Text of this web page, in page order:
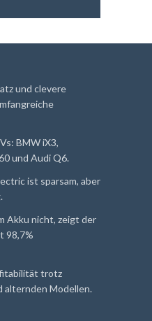
und clevere
BMW iX3,
und Audi Q6.
ist sparsam, aber
Akku nicht, zeigt der
98,7%
trotz
alternden Modellen.